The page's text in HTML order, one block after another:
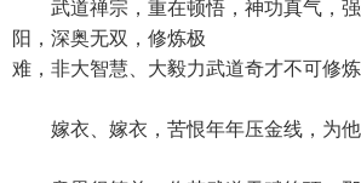
武道禅宗，重在顿悟，神功真气，强
阳，深奥无双，修炼极
难，非大智慧、大毅力武道奇才不可修炼
嫁衣、嫁衣，苦恨年年压金线，为